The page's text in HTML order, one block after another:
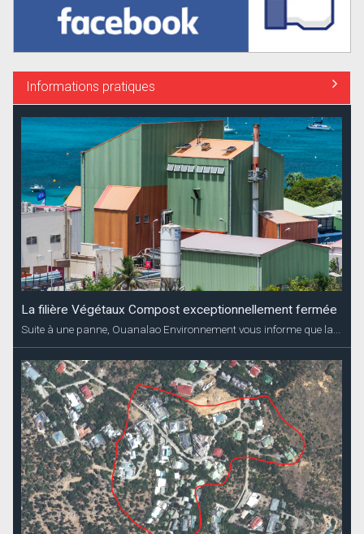
Informations pratiques
La filière Végétaux Compost exceptionnellement fermée
Suite à une panne, Ouanalao Environnement vous informe que la...